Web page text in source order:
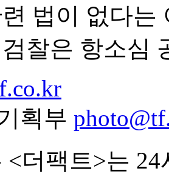
법이 없다는
찰은 항소심
획부
<더팩트>는